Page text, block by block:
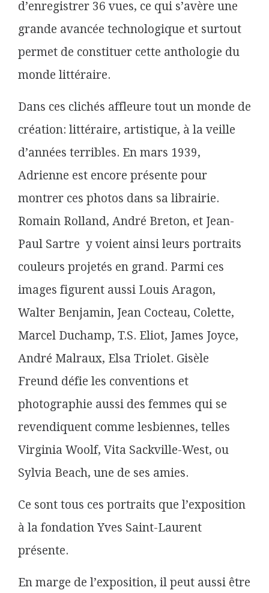
d’enregistrer 36 vues, ce qui s’avère une
grande avancée technologique et surtout
permet de constituer cette anthologie du
monde littéraire.
Dans ces clichés affleure tout un monde de
création: littéraire, artistique, à la veille
d’années terribles. En mars 1939,
Adrienne est encore présente pour
montrer ces photos dans sa librairie.
Romain Rolland, André Breton, et Jean-
Paul Sartre y voient ainsi leurs portraits
couleurs projetés en grand. Parmi ces
images figurent aussi Louis Aragon,
Walter Benjamin, Jean Cocteau, Colette,
Marcel Duchamp, T.S. Eliot, James Joyce,
André Malraux, Elsa Triolet. Gisèle
Freund défie les conventions et
photographie aussi des femmes qui se
revendiquent comme lesbiennes, telles
Virginia Woolf, Vita Sackville-West, ou
Sylvia Beach, une de ses amies.
Ce sont tous ces portraits que l’exposition
à la fondation Yves Saint-Laurent
présente.
En marge de l’exposition, il peut aussi être